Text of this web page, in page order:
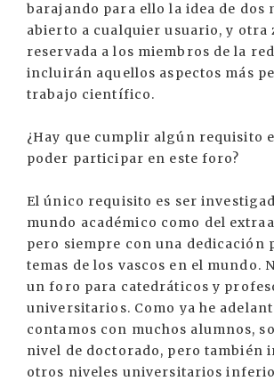
barajando para ello la idea de dos
abierto a cualquier usuario, y otra
reservada a los miembros de la
incluirán aquellos aspectos más
trabajo científico.
¿Hay que cumplir algún requisito
poder participar en este foro?
El único requisito es ser
mundo académico como del
pero siempre con una dedicación
temas de los vascos en el mundo.
un foro para catedráticos y
universitarios. Como ya he
contamos con muchos alumnos,
nivel de doctorado, pero también
otros niveles universitarios